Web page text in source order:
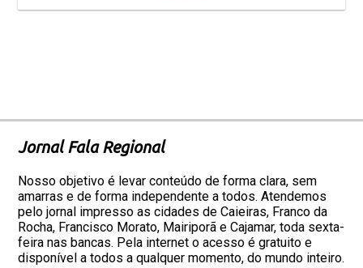
Jornal Fala Regional
Nosso objetivo é levar conteúdo de forma clara, sem
amarras e de forma independente a todos. Atendemos
pelo jornal impresso as cidades de Caieiras, Franco da
Rocha, Francisco Morato, Mairiporã e Cajamar, toda sexta-
feira nas bancas. Pela internet o acesso é gratuito e
disponível a todos a qualquer momento, do mundo inteiro.